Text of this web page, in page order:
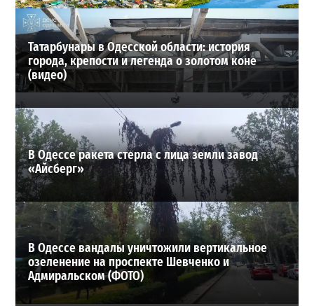
ВИБОР РЕДАКЦИИ
Татарбунары в Одесской области: история
города, крепости и легенда о золотом коне
(видео)
В Одессе ракета стерла с лица земли завод
«Айсберг»
В Одессе вандалы уничтожили вертикальное
озеленение на проспекте Шевченко и
Адмиральском (ФОТО)